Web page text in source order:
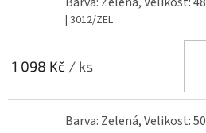
| 3012/ZEL
1 098 Kč / ks
Barva: Zelená, Velikost: 50